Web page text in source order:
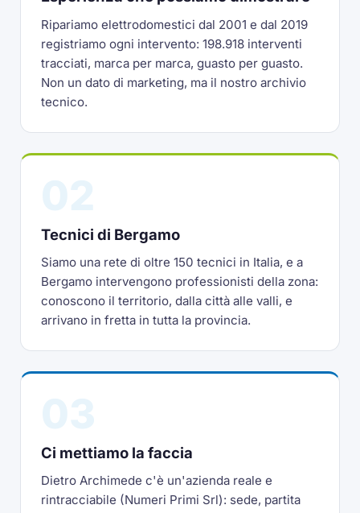
Ripariamo elettrodomestici dal 2001 e dal 2019
registriamo ogni intervento: 198.918 interventi
tracciati, marca per marca, guasto per guasto.
Non un dato di marketing, ma il nostro archivio
tecnico.
Tecnici di Bergamo
Siamo una rete di oltre 150 tecnici in Italia, e a
Bergamo intervengono professionisti della zona:
conoscono il territorio, dalla città alle valli, e
arrivano in fretta in tutta la provincia.
Ci mettiamo la faccia
Dietro Archimede c'è un'azienda reale e
rintracciabile (Numeri Primi Srl): sede, partita